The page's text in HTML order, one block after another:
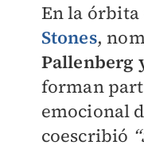
En la órbita
Stones,
Pallenberg
forman
emocional
coescribió